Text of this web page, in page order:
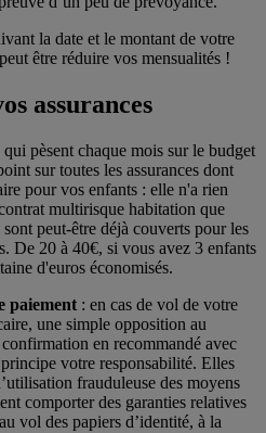
la date et le montant de votre
être réduire vos mensualités !
assurances
pèsent chaque mois sur le budget
sur toutes les assurances dont
pour vos enfants : elle n'a rien
multirisque habitation que
peut-être déjà couverts pour les
De 20 à 40€, si vous avez 3 enfants
d'euros économisés.
paiement : en cas de vol de votre
une simple opposition au
en recommandé avec
votre responsabilité. Elles
frauduleuse des moyens
comporter des garanties relatives
vol des papiers d’identité, à la